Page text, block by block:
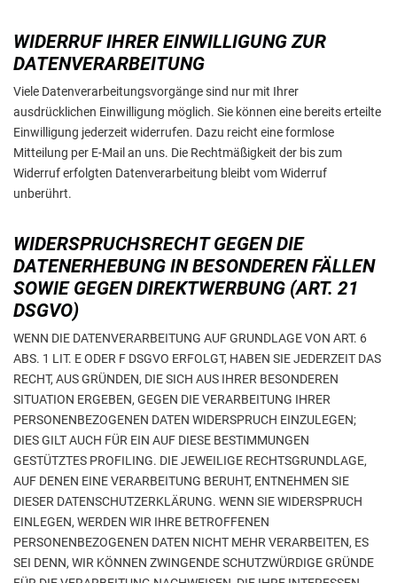
WIDERRUF IHRER EINWILLIGUNG ZUR
DATENVERARBEITUNG
Viele Datenverarbeitungsvorgänge sind nur mit Ihrer
ausdrücklichen Einwilligung möglich. Sie können eine bereits erteilte
Einwilligung jederzeit widerrufen. Dazu reicht eine formlose
Mitteilung per E-Mail an uns. Die Rechtmäßigkeit der bis zum
Widerruf erfolgten Datenverarbeitung bleibt vom Widerruf
unberührt.
WIDERSPRUCHSRECHT GEGEN DIE
DATENERHEBUNG IN BESONDEREN FÄLLEN
SOWIE GEGEN DIREKTWERBUNG (ART. 21
DSGVO)
WENN DIE DATENVERARBEITUNG AUF GRUNDLAGE VON ART. 6
ABS. 1 LIT. E ODER F DSGVO ERFOLGT, HABEN SIE JEDERZEIT DAS
RECHT, AUS GRÜNDEN, DIE SICH AUS IHRER BESONDEREN
SITUATION ERGEBEN, GEGEN DIE VERARBEITUNG IHRER
PERSONENBEZOGENEN DATEN WIDERSPRUCH EINZULEGEN;
DIES GILT AUCH FÜR EIN AUF DIESE BESTIMMUNGEN
GESTÜTZTES PROFILING. DIE JEWEILIGE RECHTSGRUNDLAGE,
AUF DENEN EINE VERARBEITUNG BERUHT, ENTNEHMEN SIE
DIESER DATENSCHUTZERKLÄRUNG. WENN SIE WIDERSPRUCH
EINLEGEN, WERDEN WIR IHRE BETROFFENEN
PERSONENBEZOGENEN DATEN NICHT MEHR VERARBEITEN, ES
SEI DENN, WIR KÖNNEN ZWINGENDE SCHUTZWÜRDIGE GRÜNDE